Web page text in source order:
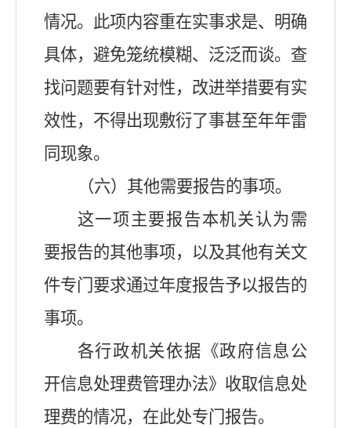
情况。此项内容重在实事求是、明确
具体，避免笼统模糊、泛泛而谈。查
找问题要有针对性，改进举措要有实
效性，不得出现敷衍了事甚至年年雷
同现象。
（六）其他需要报告的事项。
这一项主要报告本机关认为需
要报告的其他事项，以及其他有关文
件专门要求通过年度报告予以报告的
事项。
各行政机关依据《政府信息公
开信息处理费管理办法》收取信息处
理费的情况，在此处专门报告。